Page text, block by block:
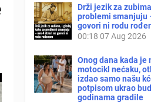
Drži jezik za
problemi smanjuju
govori ni rodu
00:18 07 Aug 2026
Onog dana kada je
motocikl nećaku,
izdao samo našu
potpisom ukrao
godinama gradile